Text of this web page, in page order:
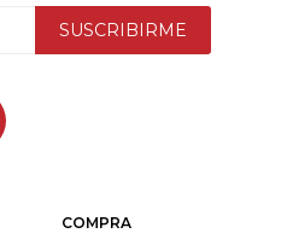
COMPRA
SUSCRIBIRME